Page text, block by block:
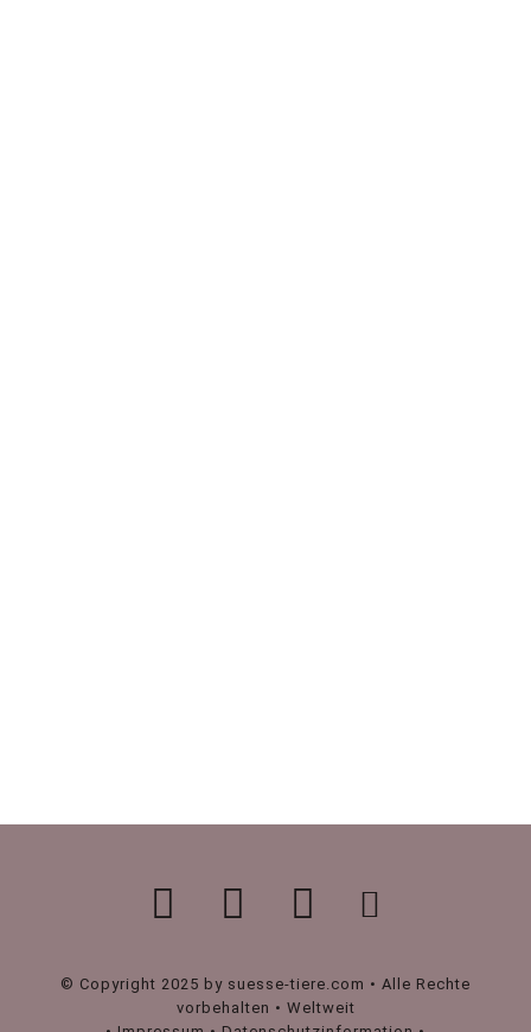
© Copyright 2025 by suesse-tiere.com • Alle Rechte
vorbehalten • Weltweit